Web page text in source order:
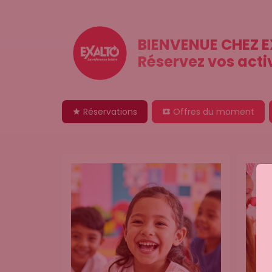
BIENVENUE CHEZ
Réservez vos
Réservations Offres du moment